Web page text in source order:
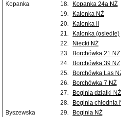
Kopanka
18. Kopanka 24a NŻ
19.
Kalonka NŻ
20.
Kalonka II
21.
Kalonka (osiedle)
22.
Niecki NŻ
23.
Borchówka 21 NŻ
24.
Borchówka 39 NŻ
25.
Borchówka Las
26.
Borchówka 7 NŻ
27.
Boginia działki NŻ
28.
Boginia chłodnia
Byszewska
29. Boginia NŻ